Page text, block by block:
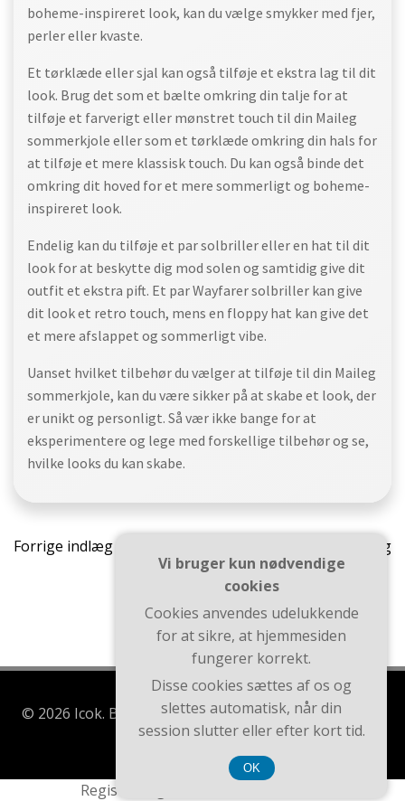
boheme-inspireret look, kan du vælge smykker med fjer,
perler eller kvaste.
Et tørklæde eller sjal kan også tilføje et ekstra lag til dit
look. Brug det som et bælte omkring din talje for at
tilføje et farverigt eller mønstret touch til din Maileg
sommerkjole eller som et tørklæde omkring din hals for
at tilføje et mere klassisk touch. Du kan også binde det
omkring dit hoved for et mere sommerligt og boheme-
inspireret look.
Endelig kan du tilføje et par solbriller eller en hat til dit
look for at beskytte dig mod solen og samtidig give dit
outfit et ekstra pift. Et par Wayfarer solbriller kan give
dit look et retro touch, mens en floppy hat kan give det
et mere afslappet og sommerligt vibe.
Uanset hvilket tilbehør du vælger at tilføje til din Maileg
sommerkjole, kan du være sikker på at skabe et look, der
er unikt og personligt. Så vær ikke bange for at
eksperimentere og lege med forskellige tilbehør og se,
hvilke looks du kan skabe.
Indlægsnavigation
Forrige indlæg Næste indlæg
© 2026 Icok. Bygget ved at bruge WordPress og Brite
Theme .
Registreringsnummer DK-37407739
Vi bruger kun nødvendige
cookies
Cookies anvendes udelukkende
for at sikre, at hjemmesiden
fungerer korrekt.
Disse cookies sættes af os og
slettes automatisk, når din
session slutter eller efter kort tid.
OK